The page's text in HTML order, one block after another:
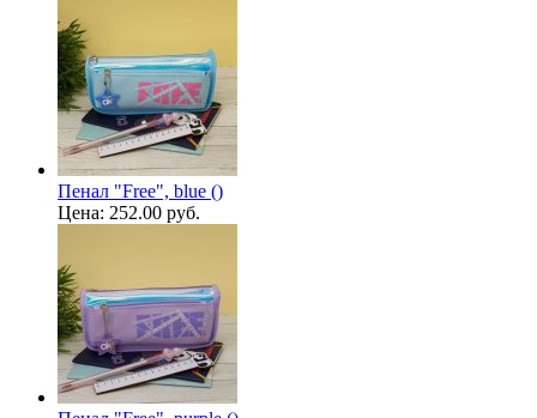
Пенал "Free", blue ()
Цена: 252.00 руб.